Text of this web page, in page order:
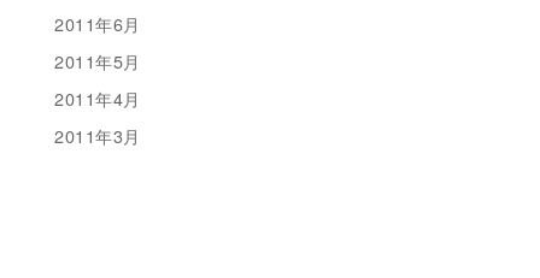
2011年6月
2011年5月
2011年4月
2011年3月